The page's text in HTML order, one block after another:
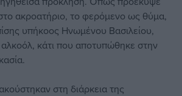
ακροατήριο, το φερόμενο ως θύμα,
υπήκοος Ηνωμένου Βασιλείου,
αλκοόλ, κάτι που αποτυπώθηκε στην
στη διάρκεια της